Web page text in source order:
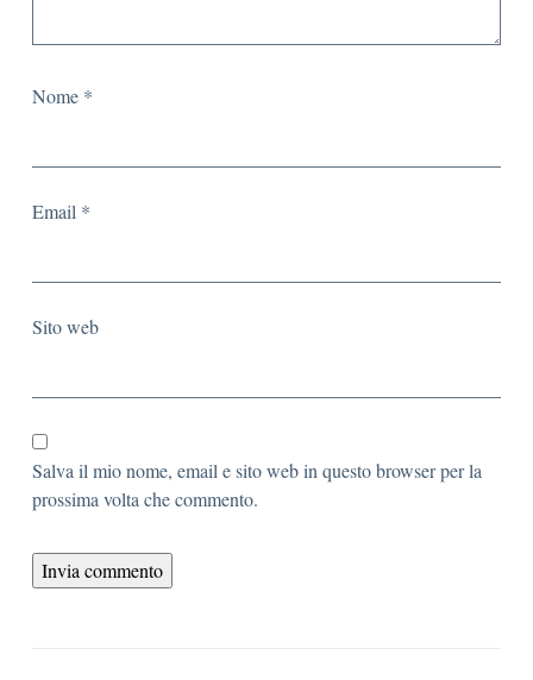
Nome *
Email *
Sito web
Salva il mio nome, email e sito web in questo browser per la
prossima volta che commento.